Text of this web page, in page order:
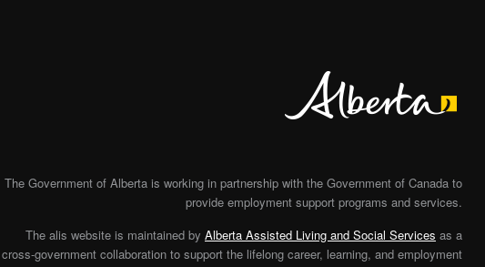
The Government of Alberta is working in partnership with the Government of Canada to
provide employment support programs and services.
The alis website is maintained by Alberta Assisted Living and Social Services as a
cross-government collaboration to support the lifelong career, learning, and employment